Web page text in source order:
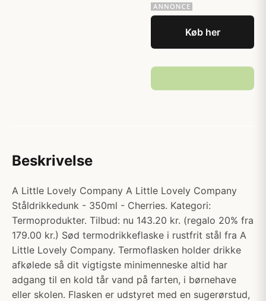
Køb her
Beskrivelse
A Little Lovely Company A Little Lovely Company
Ståldrikkedunk - 350ml - Cherries. Kategori:
Termoprodukter. Tilbud: nu 143.20 kr. (regalo 20% fra
179.00 kr.) Sød termodrikkeflaske i rustfrit stål fra A
Little Lovely Company. Termoflasken holder drikke
afkølede så dit vigtigste minimenneske altid har
adgang til en kold tår vand på farten, i børnehave
eller skolen. Flasken er udstyret med en sugerørstud,